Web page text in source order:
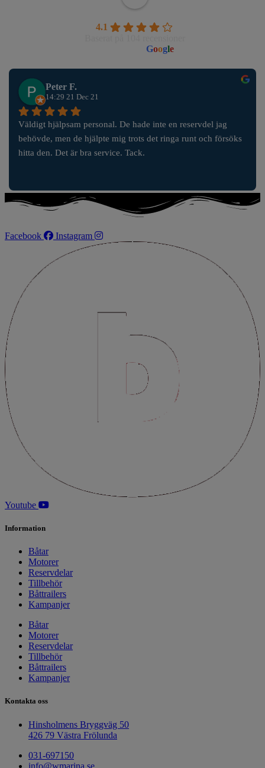
4.1
Google
Peter F.
14:29 21 Dec 21
Väldigt hjälpsam personal. De hade inte en reservdel jag
behövde, men de hjälpte mig trots det ringa runt och försöks
hitta den. Det är bra service. Tack.
Facebook Instagram
Youtube
Information
Båtar
Motorer
Reservdelar
Tillbehör
Båttrailers
Kampanjer
Båtar
Motorer
Reservdelar
Tillbehör
Båttrailers
Kampanjer
Kontakta oss
Hinsholmens Bryggväg 50
426 79 Västra Frölunda
031-697150
info@wmarina.se